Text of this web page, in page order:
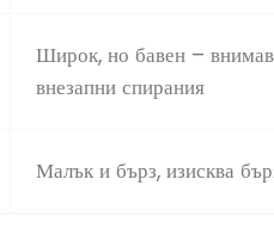
Широк, но бавен –
внезапни спирания
Малък и бърз, изисква